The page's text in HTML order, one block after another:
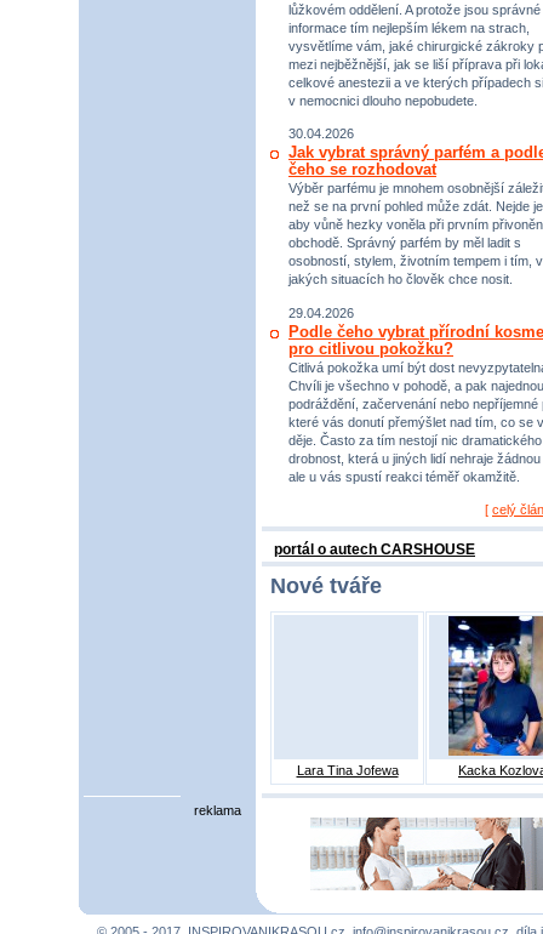
lůžkovém oddělení. A protože jsou správné
informace tím nejlepším lékem na strach,
vysvětlíme vám, jaké chirurgické zákroky
mezi nejběžnější, jak se liší příprava při
celkové anestezii a ve kterých případech si
v nemocnici dlouho nepobudete.
30.04.2026
Jak vybrat správný parfém a
čeho se rozhodovat
Výběr parfému je mnohem osobnější
než se na první pohled může zdát. Nejde
aby vůně hezky voněla při prvním
obchodě. Správný parfém by měl ladit s
osobností, stylem, životním tempem i tím, v
jakých situacích ho člověk chce nosit.
29.04.2026
Podle čeho vybrat přírodní
pro citlivou pokožku?
Citlivá pokožka umí být dost
Chvíli je všechno v pohodě, a pak
podráždění, začervenání nebo nepříjemné
které vás donutí přemýšlet nad tím, co se
děje. Často za tím nestojí nic
drobnost, která u jiných lidí nehraje žádnou
ale u vás spustí reakci téměř okamžitě.
[ celý
portál o autech CARSHOUSE
Nové tváře
Lara Tina Jofewa Kacka
reklama